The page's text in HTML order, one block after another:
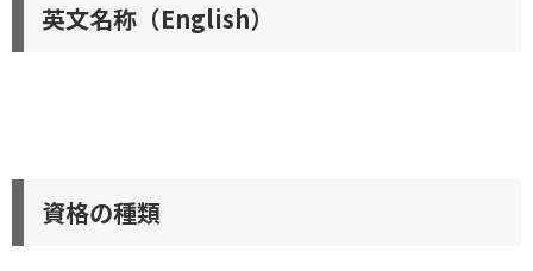
英文名称（English）
資格の種類